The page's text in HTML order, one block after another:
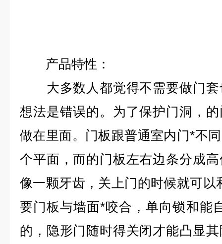
产品特性：
大多数人都觉得不需要做门套
想法是错误的。为了保护门洞，
做在里面。门板跟普通室内门*不
个平面，而的门板左右边条分成
像一颗牙齿，关上门的时候就可以
要门板与墙面*咬合，单向锁和能
的，隐形门随时得关闭才能凸显